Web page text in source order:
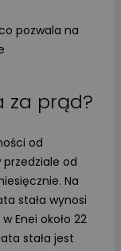
pozwala na
za prąd?
od
od
Na
stała wynosi
Enei około 22
stała jest